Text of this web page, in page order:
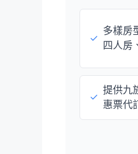
✓
多樣房
四人房
✓
提供九
惠票代